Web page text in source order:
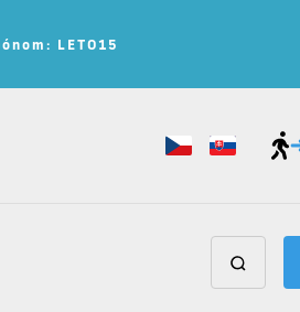
LETO15